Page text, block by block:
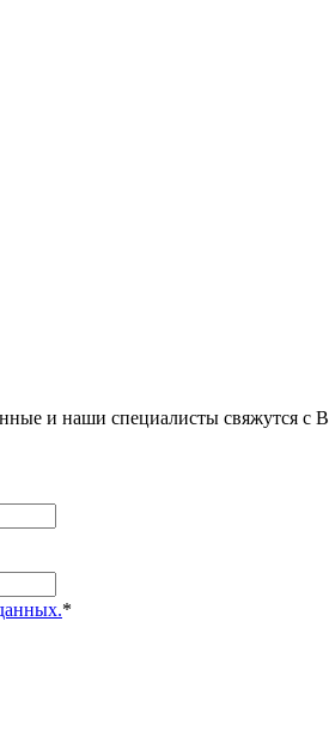
и наши специалисты свяжутся с
*